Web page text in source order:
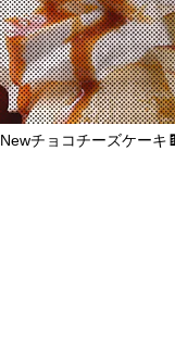
Newチョコチーズケーキ